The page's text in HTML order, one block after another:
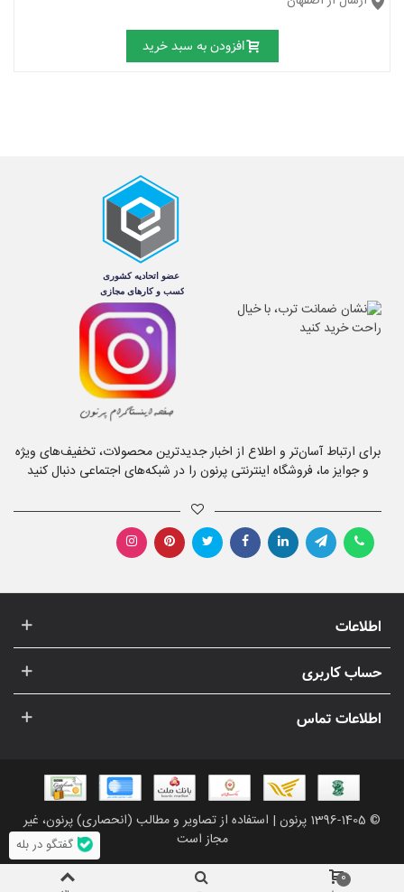
افزودن به سبد خرید
برای ارتباط آسان‌تر و اطلاع از اخبار جدیدترین محصولات، تخفیف‌های ویژه
و جوایز ما، فروشگاه اینترنتی پرنون را در شبکه‌های اجتماعی دنبال کنید
اطلاعات
حساب کاربری
اطلاعات تماس
© 1396-1405 پرنون | استفاده از تصاویر و مطالب (انحصاری) پرنون، غیر
مجاز است
0
گفتگو در بله